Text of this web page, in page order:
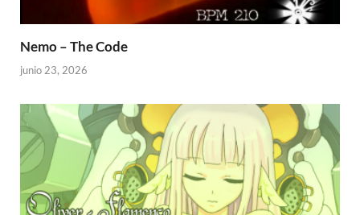
Nemo – The Code
junio 23, 2026